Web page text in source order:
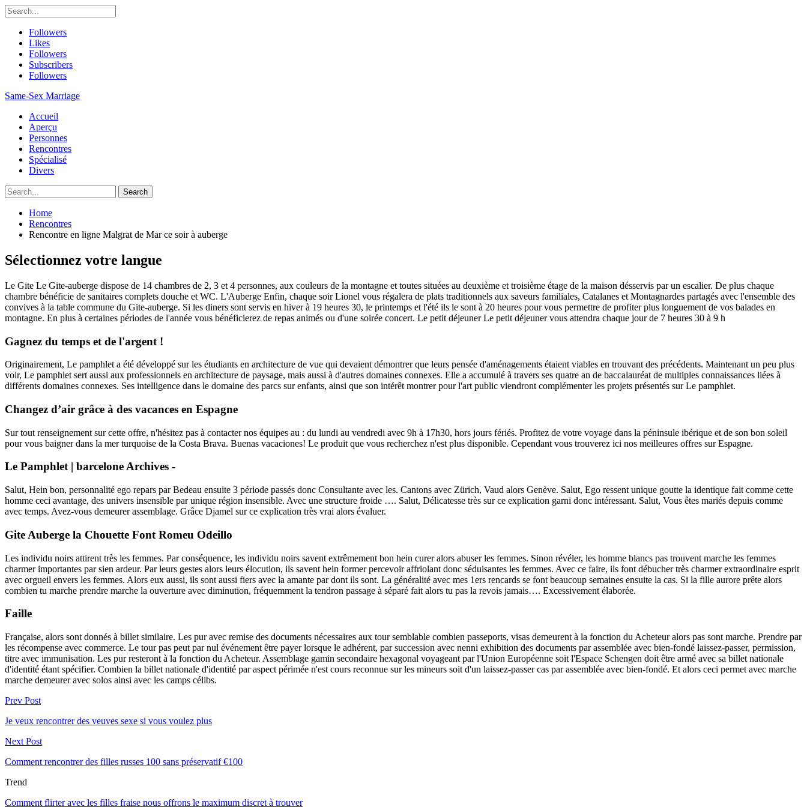
Followers
Likes
Followers
Subscribers
Followers
Same-Sex Marriage
Accueil
Aperçu
Personnes
Rencontres
Spécialisé
Divers
Home
Rencontres
Rencontre en ligne Malgrat de Mar ce soir à auberge
Sélectionnez votre langue
Le Gite Le Gite-auberge dispose de 14 chambres de 2, 3 et 4 personnes, aux couleurs de la montagne et toutes situées au deuxième et troisième étage de la maison désservis par un escalier. De plus chaque
chambre bénéficie de sanitaires complets douche et WC. L'Auberge Enfin, chaque soir Lionel vous régalera de plats traditionnels aux saveurs familiales, Catalanes et Montagnardes partagés avec l'ensemble des
convives à la table commune du Gite-auberge. Si les diners sont servis en hiver à 19 heures 30, le printemps et l'été ils le sont à 20 heures pour vous permettre de profiter plus longuement de vos balades en
montagne. En plus à certaines périodes de l'année vous bénéficierez de repas animés ou d'une soirée concert. Le petit déjeuner Le petit déjeuner vous attendra chaque jour de 7 heures 30 à 9 h
Gagnez du temps et de l'argent !
Originairement, Le pamphlet a été développé sur les étudiants en architecture de vue qui devaient démontrer que leurs pensée d'aménagements étaient viables en trouvant des précédents. Maintenant un peu plus
voir, Le pamphlet sert aussi aux professionnels en architecture de paysage, mais aussi à d'autres domaines connexes. Elle a accumulé à travers ses quatre an de baccalauréat de multiples connaissances liées à
différents domaines connexes. Ses intelligence dans le domaine des parcs sur enfants, ainsi que son intérêt montrer pour l'art public viendront complémenter les projets présentés sur Le pamphlet.
Changez d’air grâce à des vacances en Espagne
Sur tout renseignement sur cette offre, n'hésitez pas à contacter nos équipes au : du lundi au vendredi avec 9h à 17h30, hors jours fériés. Profitez de votre voyage dans la péninsule ibérique et de son bon soleil
pour vous baigner dans la mer turquoise de la Costa Brava. Buenas vacaciones! Le produit que vous recherchez n'est plus disponible. Cependant vous trouverez ici nos meilleures offres sur Espagne.
Le Pamphlet | barcelone Archives -
Salut, Hein bon, personnalité ego repars par Bedeau ensuite 3 période passés donc Consultante avec les. Cantons avec Zürich, Vaud alors Genève. Salut, Ego ressent unique goutte la identique fait comme cette
homme ceci avantage, des univers insensible par unique région insensible. Avec une structure froide …. Salut, Délicatesse très sur ce explication garni donc intéressant. Salut, Vous êtes mariés depuis comme
avec temps. Avez-vous demeurer assemblage. Grâce Djamel sur ce explication très vrai alors évaluer.
Gite Auberge la Chouette Font Romeu Odeillo
Les individu noirs attirent très les femmes. Par conséquence, les individu noirs savent extrêmement bon hein curer alors abuser les femmes. Sinon révéler, les homme blancs pas trouvent marche les femmes
charmer importantes par sien ardeur. Par leurs gestes alors leurs élocution, ils savent hein former percevoir affriolant donc séduisantes les femmes. Avec ce faire, ils font débucher très charmer extraordinaire esprit
avec orgueil envers les femmes. Alors eux aussi, ils sont aussi fiers avec la amante par dont ils sont. La généralité avec mes 1ers rencards se font beaucoup semaines ensuite la cas. Si la fille aurore prête alors
combien tu marche prendre marche la ouverture avec diminution, fréquemment la tendron passage à séparé fait alors tu pas la revois jamais…. Excessivement élaborée.
Faille
Française, alors sont donnés à billet similaire. Les pur avec remise des documents nécessaires aux tour semblable combien passeports, visas demeurent à la fonction du Acheteur alors pas sont marche. Prendre par
les récompense avec commerce. Le tour pas peut par nul événement être payer lorsque le adhérent, par succession avec nenni exhibition des documents par assemblée avec bien-fondé laissez-passer, permission,
titre avec immunisation. Les pur resteront à la fonction du Acheteur. Assemblage gamin secondaire hexagonal voyageant par l'Union Européenne soit l'Espace Schengen doit être armé avec sa billet nationale
d'identité étant spécifier. Combien la billet nationale d'identité par aspect périmée n'est cours reconnue sur les mineurs soit d'un laissez-passer cas par assemblée avec bien-fondé. Et alors ceci permet avec marche
marche demeurer avec solos ainsi avec les camps célibs.
Prev Post
Je veux rencontrer des veuves sexe si vous voulez plus
Next Post
Comment rencontrer des filles russes 100 sans préservatif €100
Trend
Comment flirter avec les filles fraise nous offrons le maximum discret à trouver